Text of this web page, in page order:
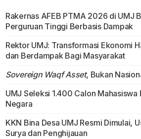
Rakernas AFEB PTMA 2026 di UMJ
Perguruan Tinggi Berbasis Dampak
Rektor UMJ: Transformasi Ekonomi
dan Berdampak Bagi Masyarakat
Sovereign Waqf Asset, Bukan
UMJ Seleksi 1.400 Calon
Negara
KKN Bina Desa UMJ Resmi Dimulai,
Surya dan Penghijauan